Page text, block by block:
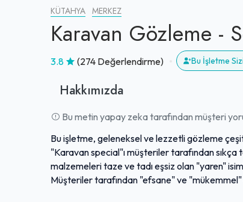
KÜTAHYA MERKEZ
Karavan Gözleme -
3.8 (274 Değerlendirme) Bu İşletme
Hakkımızda
Bu metin yapay zeka tarafından müşteri
Bu işletme, geleneksel ve lezzetli gözleme
"Karavan special"ı müşteriler tarafından sıkça
malzemeleri taze ve tadı eşsiz olan "yaren"
Müşteriler tarafından "efsane" ve
tek adres olarak konumlandırmaktadır.